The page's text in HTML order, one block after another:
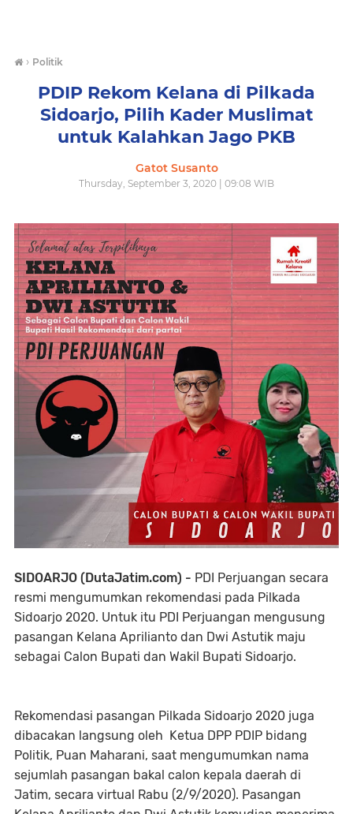
› Politik
PDIP Rekom Kelana di Pilkada
Sidoarjo, Pilih Kader Muslimat
untuk Kalahkan Jago PKB
Gatot Susanto
Thursday, September 3, 2020 | 09:08 WIB
SIDOARJO (DutaJatim.com) - PDI Perjuangan secara
resmi mengumumkan rekomendasi pada Pilkada
Sidoarjo 2020. Untuk itu PDI Perjuangan mengusung
pasangan Kelana Aprilianto dan Dwi Astutik maju
sebagai Calon Bupati dan Wakil Bupati Sidoarjo.
Rekomendasi pasangan Pilkada Sidoarjo 2020 juga
dibacakan langsung oleh Ketua DPP PDIP bidang
Politik, Puan Maharani, saat mengumumkan nama
sejumlah pasangan bakal calon kepala daerah di
Jatim, secara virtual Rabu (2/9/2020). Pasangan